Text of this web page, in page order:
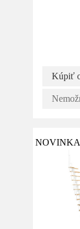
Kúpiť
NOVINKA